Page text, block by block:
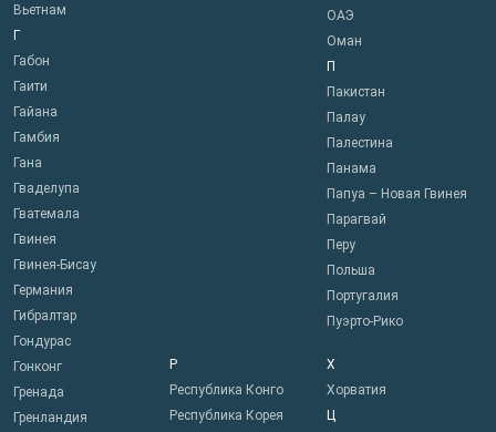
Вьетнам
Г
Габон
Гаити
Гайана
Гамбия
Гана
Гваделупа
Гватемала
Гвинея
Гвинея-Бисау
Германия
Гибралтар
Гондурас
Гонконг
Гренада
Гренландия
ОАЭ
Оман
П
Пакистан
Палау
Палестина
Панама
Папуа – Новая Гвинея
Парагвай
Перу
Польша
Португалия
Пуэрто-Рико
Р
Республика Конго
Республика Корея
Х
Хорватия
Ц